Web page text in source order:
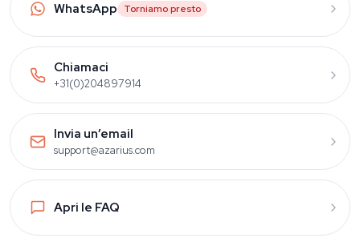
WhatsApp Torniamo presto
Chiamaci
+31(0)204897914
Invia un’email
support@azarius.com
Apri le FAQ